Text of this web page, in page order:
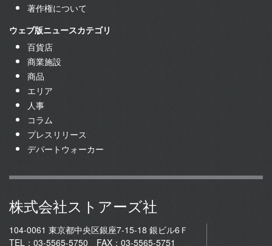
著作権について
ウェブ版ニュースカテゴリ
百貨店
商業施設
商品
エリア
人事
コラム
プレスリリース
デパートウォーカー
株式会社ストアーズ社
104-0061 東京都中央区銀座7-15-18 銀ビル6Ｆ
TEL：03-5565-5750 FAX：03-5565-5751